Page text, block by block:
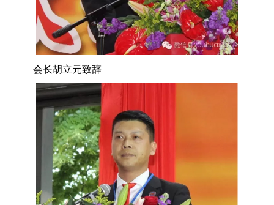
会长胡立元致辞